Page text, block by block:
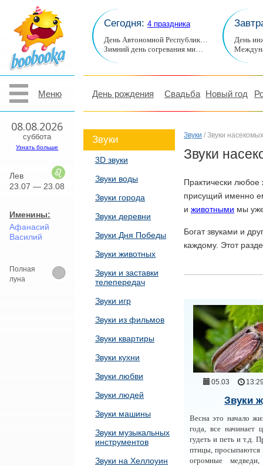
Меню
08.08.2026
суббота
Узнать больше
Лев
23.07 — 23.08
Именины:
Афанасий
Василий
Полная
луна
Сегодня: 4 праздника
День Автономной Республик…
Зимний день согревания ми…
День
День рождения Свадьба Новый год
Звуки
3D звуки
Звуки воды
Звуки города
Звуки деревни
Звуки Дня Победы
Звуки животных
Звуки и заставки
телепередач
Звуки игр
Звуки из фильмов
Звуки квартиры
Звуки кухни
Звуки любви
Звуки людей
Звуки машины
Звуки музыкальных
инструментов
Звуки на Хеллоуин
Звуки / Звуки насекомых
Звуки
Практически любое
присущий именно
и животными мы
Богат звуками и
каждому. Этот
05.03
Звуки
Весна это начало
года, все начинает
гудеть и петь и т.д.
птицы, просыпаются
огромные